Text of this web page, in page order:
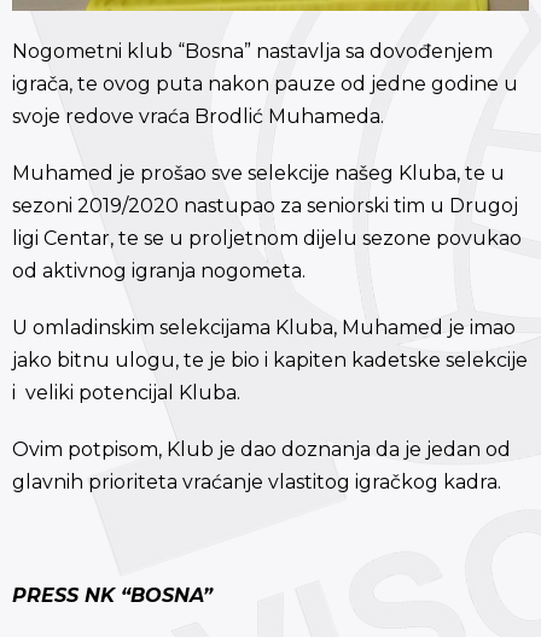
Nogometni klub “Bosna” nastavlja sa dovođenjem
igrača, te ovog puta nakon pauze od jedne godine u
svoje redove vraća Brodlić Muhameda.
Muhamed je prošao sve selekcije našeg Kluba, te u
sezoni 2019/2020 nastupao za seniorski tim u Drugoj
ligi Centar, te se u proljetnom dijelu sezone povukao
od aktivnog igranja nogometa.
U omladinskim selekcijama Kluba, Muhamed je imao
jako bitnu ulogu, te je bio i kapiten kadetske selekcije
i veliki potencijal Kluba.
Ovim potpisom, Klub je dao doznanja da je jedan od
glavnih prioriteta vraćanje vlastitog igračkog kadra.
PRESS NK “BOSNA”